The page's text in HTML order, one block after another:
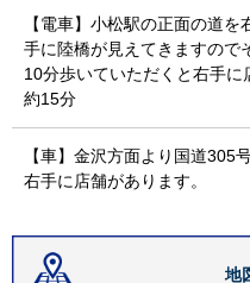
【電車】小松駅の正面の道
手に陸橋が見えてきますので
10分歩いていただくと右手
約15分
【車】金沢方面より国道305
右手に店舗があります。
地